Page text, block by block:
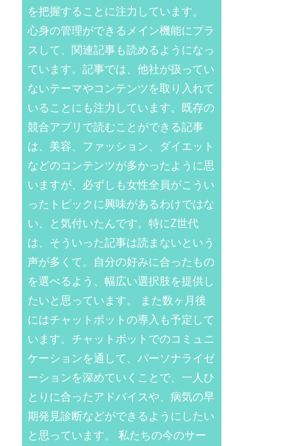
を把握することに注力しています。
心身の管理ができるメイン機能にプラ
スして、関連記事も読めるようになっ
ています。記事では、他社が扱ってい
ないテーマやコンテンツを取り入れて
いることにも注力しています。既存の
競合アプリで読むことができる記事
は、美容、ファッション、ダイエット
などのコンテンツが多かったように思
いますが、必ずしも女性全員がこうい
ったトピックに興味があるわけではな
い、と気付いたんです。特にZ世代
は、そういった記事は読まないという
声が多くて。自分の好みに合ったもの
を選べるよう、幅広い選択肢を提供し
たいと思っています。 また数ヶ月後
にはチャットボットの導入も予定して
います。チャットボットでのコミュニ
ケーションを通して、パーソナライゼ
ーションを深めていくことで、一人ひ
とりに合ったアドバイスや、病気の早
期発見診断などができるようにしたい
と思っています。 私たちの今のサー